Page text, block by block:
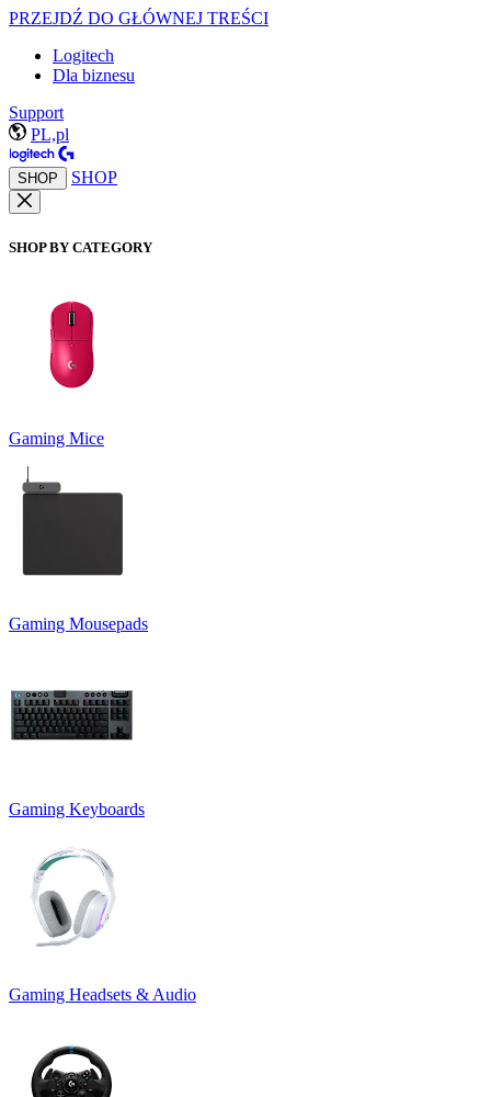
PRZEJDŹ DO GŁÓWNEJ TREŚCI
Logitech
Dla biznesu
Support
PL,pl
SHOP SHOP
SHOP BY CATEGORY
Gaming Mice
Gaming Mousepads
Gaming Keyboards
Gaming Headsets & Audio